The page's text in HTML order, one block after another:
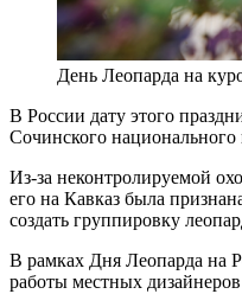
День Леопарда на
В России дату этого
Сочинского национального
Из-за неконтролируемой
его на Кавказ была
создать группировку
В рамках Дня Леопарда на
работы местных